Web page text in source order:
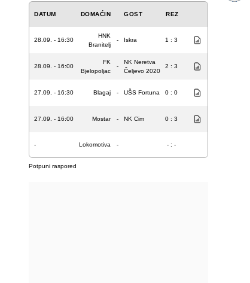
DATUM DOMAĆIN GOST REZ
28.09. - 16:30
HNK
Branitelj
- Iskra 1 : 3
28.09. - 16:00
FK
Bjelopoljac
-
NK Neretva
Čeljevo 2020
2 : 3
27.09. - 16:30 Blagaj - UŠS Fortuna 0 : 0
27.09. - 16:00 Mostar - NK Cim 0 : 3
- Lokomotiva - - : -
Potpuni raspored